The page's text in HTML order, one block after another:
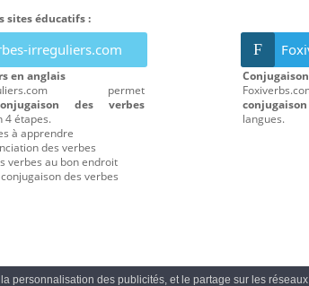
personnalisation des publicités, et le partage sur les
sites éducatifs :
irreguliers.com
en anglais
permet
des verbes
4 étapes.
à apprendre
des verbes
verbes au bon endroit
des verbes
F
langues.